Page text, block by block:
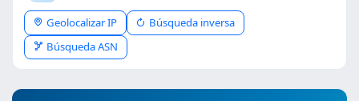
Geolocalizar IP
Búsqueda inversa
Búsqueda ASN